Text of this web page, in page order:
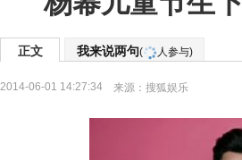
正文 我来说两句( 人参与)
2014-06-01 14:27:34 来源： 搜狐娱乐